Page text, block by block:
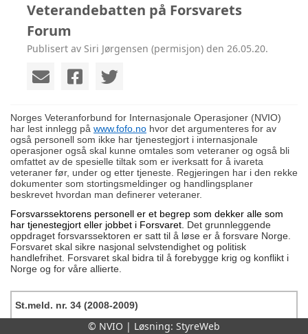
Veterandebatten på Forsvarets
Forum
Publisert av Siri Jørgensen (permisjon) den 26.05.20.
Norges Veteranforbund for Internasjonale Operasjoner (NVIO)
har lest innlegg på www.fofo.no hvor det argumenteres for av
også personell som ikke har tjenestegjort i internasjonale
operasjoner også skal kunne omtales som veteraner og også bli
omfattet av de spesielle tiltak som er iverksatt for å ivareta
veteraner før, under og etter tjeneste. Regjeringen har i den rekke
dokumenter som stortingsmeldinger og handlingsplaner
beskrevet hvordan man definerer veteraner.
Forsvarssektorens personell er et begrep som dekker alle som
har tjenestegjort eller jobbet i Forsvaret. Det grunnleggende
oppdraget forsvarssektoren er satt til å løse er å forsvare Norge.
Forsvaret skal sikre nasjonal selvstendighet og politisk
handlefrihet. Forsvaret skal bidra til å forebygge krig og konflikt i
Norge og for våre allierte.
St.meld. nr. 34 (2008-2009)
Veteranbegrepet© NVIO | Løsning: StyreWeb